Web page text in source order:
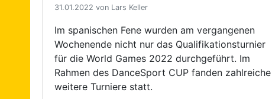
Der aktuelle Tanzspiegel ist online
Die Januar-Ausgabe des Tanzspiegels ist jetzt
auch als E-Magazine online. Tanzsport pur auf 64
Seiten.
weiterlesen